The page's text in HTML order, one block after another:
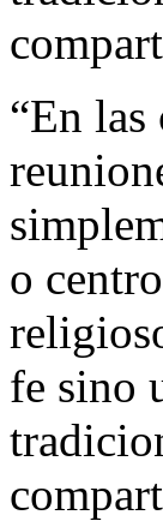
“En las
o
fe sino